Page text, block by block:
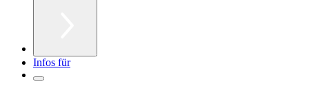
Infos für